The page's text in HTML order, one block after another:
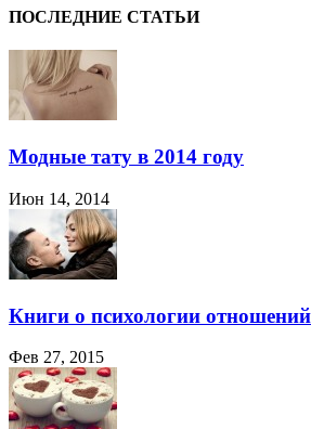
ПОСЛЕДНИЕ СТАТЬИ
Модные тату в 2014 году
Июн 14, 2014
Книги о психологии отношений
Фев 27, 2015